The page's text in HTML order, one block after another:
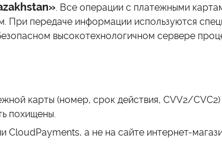
. Все операции с платежными
При передаче информации используются
высокотехнологичном сервере
карты (номер, срок действия, CVV2/
похищены.
а не на сайте интернет-